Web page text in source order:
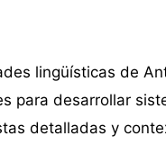
lingüísticas de
para desarrollar
detalladas y